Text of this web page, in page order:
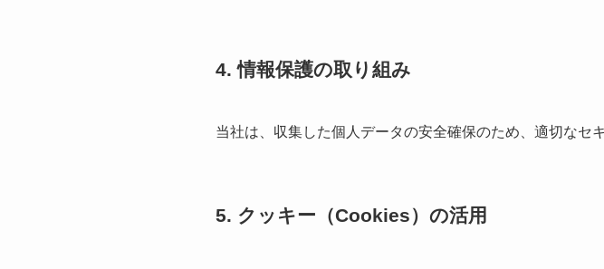
4. 情報保護の取り組み
当社は、収集した個人データの安全確保のため、適切なセ
5. クッキー（Cookies）の活用